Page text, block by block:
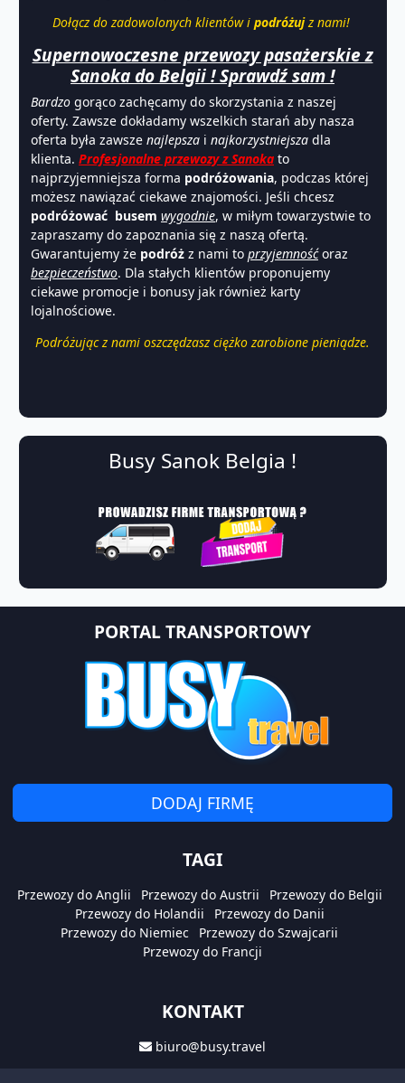
Dołącz do zadowolonych klientów i podróżujz nami!
Supernowoczesne przewozy pasażerskie z
Sanoka do Belgii ! Sprawdź sam !
Bardzo gorąco zachęcamy do skorzystania z naszej
oferty. Zawsze dokładamy wszelkich starań aby nasza
oferta była zawsze najlepsza i najkorzystniejsza dla
klienta. Profesjonalne przewozy z Sanoka to
najprzyjemniejsza forma podróżowania, podczas której
możesz nawiązać ciekawe znajomości. Jeśli chcesz
podróżować busem wygodnie, w miłym towarzystwie to
zapraszamy do zapoznania się z naszą ofertą.
Gwarantujemy że podróż z nami to przyjemnośćoraz
bezpieczeństwo. Dla stałych klientów proponujemy
ciekawe promocje i bonusy jak również karty
lojalnościowe.
Podróżując z nami oszczędzasz ciężko zarobione pieniądze.
Busy Sanok Belgia !
PORTAL TRANSPORTOWY
DODAJ FIRMĘ
TAGI
Przewozy do Anglii Przewozy do Austrii
Przewozy do Belgii
Przewozy do Holandii
Przewozy do Danii
Przewozy do Niemiec
Przewozy do Szwajcarii
Przewozy do Francji
KONTAKT
biuro@busy.travel